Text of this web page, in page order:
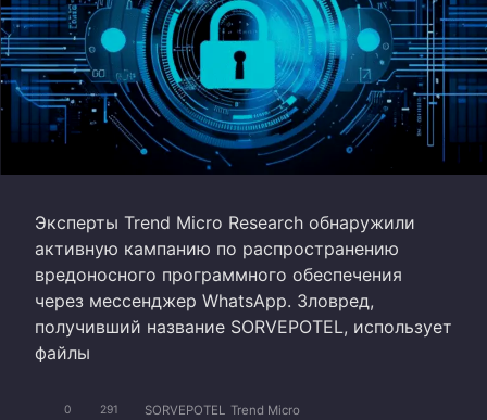
Эксперты Trend Micro Research обнаружили
активную кампанию по распространению
вредоносного программного обеспечения
через мессенджер WhatsApp. Зловред,
получивший название SORVEPOTEL, использует
файлы
0 291 SORVEPOTEL Trend Micro